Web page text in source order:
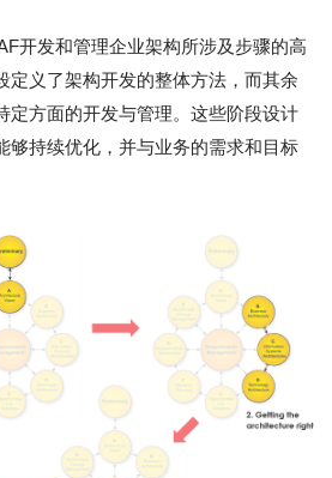
开发和管理企业架构所涉及步骤的高
定义了架构开发的整体方法，而其余
定方面的开发与管理。这些阶段设计
够持续优化，并与业务的需求和目标